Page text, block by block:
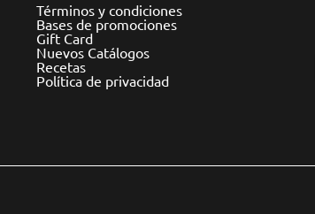
Términos y condiciones
Bases de promociones
Gift Card
Nuevos Catálogos
Recetas
Política de privacidad